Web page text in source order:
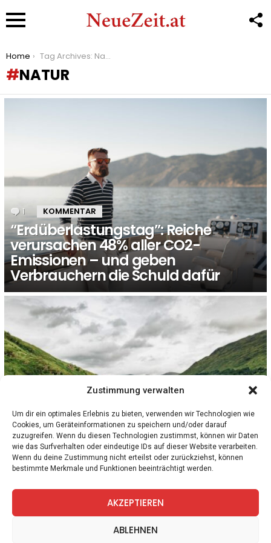
Zustimmung verwalten
Um dir ein optimales Erlebnis zu bieten, verwenden wir Technologien wie
Cookies, um Geräteinformationen zu speichern und/oder darauf
zuzugreifen. Wenn du diesen Technologien zustimmst, können wir Daten
wie das Surfverhalten oder eindeutige IDs auf dieser Website verarbeiten.
Wenn du deine Zustimmung nicht erteilst oder zurückziehst, können
bestimmte Merkmale und Funktionen beeinträchtigt werden.
AKZEPTIEREN
ABLEHNEN
You are here:
Home Tag Archives: Natur
NATUR
1 Kommentar
KOMMENTAR
“Erdüberlastungstag”: Reiche
verursachen 48% aller CO2-
Emissionen – und geben
Verbrauchern die Schuld dafür
1 Kommentar
INTERNATIONAL KLIMAKRISE
Schottland hat heute wieder so viel
Waldfläche wie vor 1.000 Jahren
twitter